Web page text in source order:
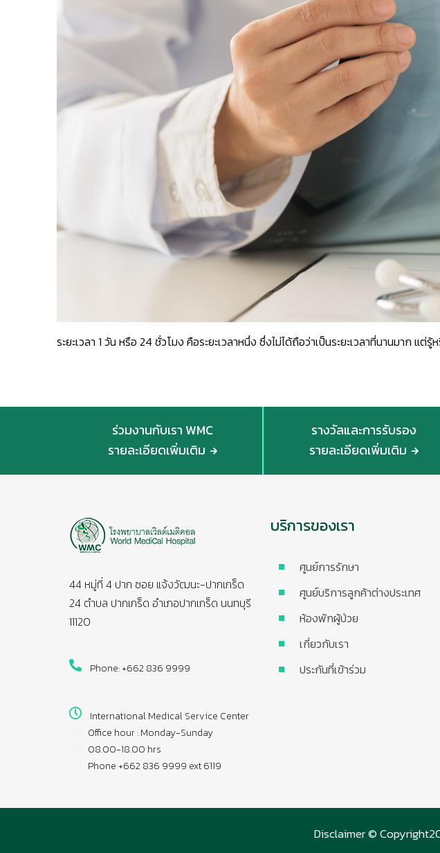
ระยะเวลา 1 วัน หรือ 24 ชั่วโมง คือระยะเวลาหนึ่ง ซึ่งไม่ได้ถือว่าเป็นระยะเวลาที่นานมาก แ
ร่วมงานกับเรา WMC
รายละเอียดเพิ่มเติม
รางวัลและการรับรอง
รายละเอียดเพิ่มเติม
44 หมู่ที่ 4 ปาก ซอย แจ้งวัฒนะ-ปากเกร็ด
24 ตำบล ปากเกร็ด อำเภอปากเกร็ด นนทบุรี
11120
Phone: +662 836 9999
International Medical Service Center
Office hour : Monday-Sunday
08.00-18.00 hrs
Phone +662 836 9999 ext 6119
บริการของเรา
ศูนย์การรักษา
ศูนย์บริการลูกค้าต่างประเทศ
ห้องพักผู้ป่วย
เกี่ยวกับเรา
ประกันที่เข้าร่วม
Disclaimer ©